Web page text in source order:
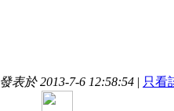
發表於 2013-7-6 12:58:54 | 只看